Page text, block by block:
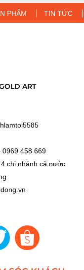
PHẨM TIN TỨC
ART
458 669
chi nhánh cả nước